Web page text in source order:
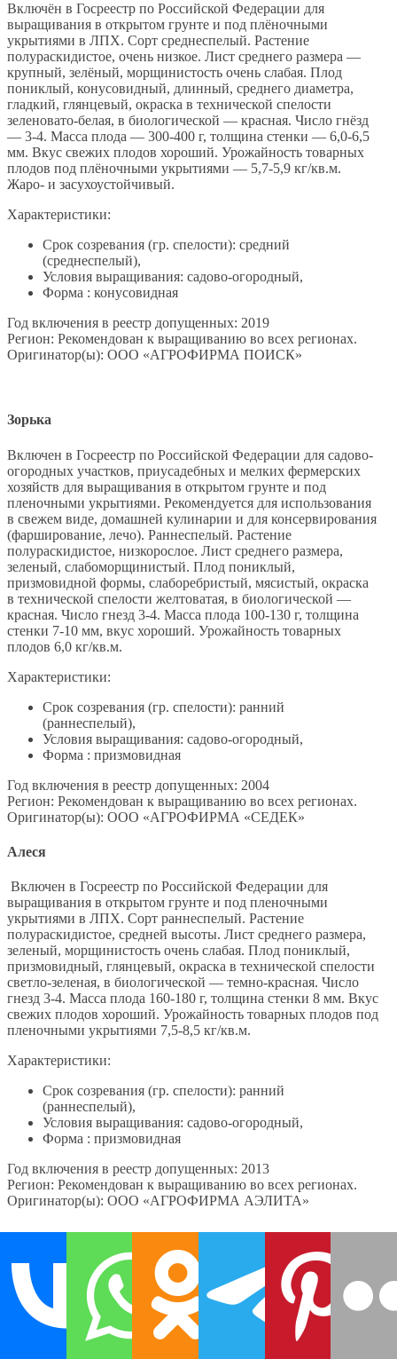
Включён в Госреестр по Российской Федерации для
выращивания в открытом грунте и под плёночными
укрытиями в ЛПХ. Сорт среднеспелый. Растение
полураскидистое, очень низкое. Лист среднего размера —
крупный, зелёный, морщинистость очень слабая. Плод
пониклый, конусовидный, длинный, среднего диаметра,
гладкий, глянцевый, окраска в технической спелости
зеленовато-белая, в биологической — красная. Число гнёзд
— 3-4. Масса плода — 300-400 г, толщина стенки — 6,0-6,5
мм. Вкус свежих плодов хороший. Урожайность товарных
плодов под плёночными укрытиями — 5,7-5,9 кг/кв.м.
Жаро- и засухоустойчивый.
Характеристики:
Срок созревания (гр. спелости): средний
(среднеспелый),
Условия выращивания: садово-огородный,
Форма : конусовидная
Год включения в реестр допущенных: 2019
Регион: Рекомендован к выращиванию во всех регионах.
Оригинатор(ы): ООО «АГРОФИРМА ПОИСК»
Зорька
Включен в Госреестр по Российской Федерации для садово-
огородных участков, приусадебных и мелких фермерских
хозяйств для выращивания в открытом грунте и под
пленочными укрытиями. Рекомендуется для использования
в свежем виде, домашней кулинарии и для консервирования
(фарширование, лечо). Раннеспелый. Растение
полураскидистое, низкорослое. Лист среднего размера,
зеленый, слабоморщинистый. Плод пониклый,
призмовидной формы, слаборебристый, мясистый, окраска
в технической спелости желтоватая, в биологической —
красная. Число гнезд 3-4. Масса плода 100-130 г, толщина
стенки 7-10 мм, вкус хороший. Урожайность товарных
плодов 6,0 кг/кв.м.
Характеристики:
Срок созревания (гр. спелости): ранний
(раннеспелый),
Условия выращивания: садово-огородный,
Форма : призмовидная
Год включения в реестр допущенных: 2004
Регион: Рекомендован к выращиванию во всех регионах.
Оригинатор(ы): ООО «АГРОФИРМА «СЕДЕК»
Алеся
Включен в Госреестр по Российской Федерации для
выращивания в открытом грунте и под пленочными
укрытиями в ЛПХ. Сорт раннеспелый. Растение
полураскидистое, средней высоты. Лист среднего размера,
зеленый, морщинистость очень слабая. Плод пониклый,
призмовидный, глянцевый, окраска в технической спелости
светло-зеленая, в биологической — темно-красная. Число
гнезд 3-4. Масса плода 160-180 г, толщина стенки 8 мм. Вкус
свежих плодов хороший. Урожайность товарных плодов под
пленочными укрытиями 7,5-8,5 кг/кв.м.
Характеристики:
Срок созревания (гр. спелости): ранний
(раннеспелый),
Условия выращивания: садово-огородный,
Форма : призмовидная
Год включения в реестр допущенных: 2013
Регион: Рекомендован к выращиванию во всех регионах.
Оригинатор(ы): ООО «АГРОФИРМА АЭЛИТА»
Пилот
Раннеспелый гибрид сладкого перца для открытого и
защищенного грунта. С момента всходов до созревания
плодов проходит около 120-130 дней. Растение средней